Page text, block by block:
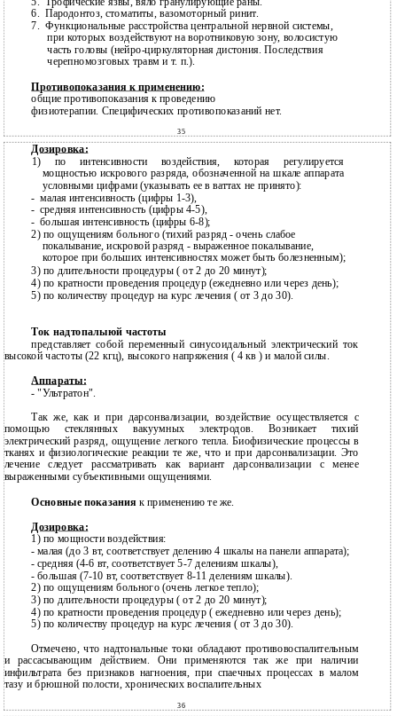
6. Пародонтоз, стоматиты, вазомоторный ринит.
7.
Функциональные расстройства центральной нервной системы,
при которых воздействуют на воротниковую зону, волосистую
часть головы (нейро-циркуляторная дистония. Последствия
черепномозговых травм и т. п.).
Противопоказания к применению:
общие противопоказания к проведению
физиотерапии. Специфических противопоказаний нет.
35
Дозировка:
1) по интенсивности воздействия, которая регулируется
мощностью искрового разряда, обозначенной на шкале аппарата
условными цифрами (указывать ее в ваттах не принято):
- малая интенсивность (цифры 1-3),
- средняя интенсивность (цифры4-5),
- большая интенсивность (цифры 6-8);
2) по ощущениям больного (тихий разряд - очень слабое
покалывание, искровой разряд - выраженное покалывание,
которое при больших интенсивностях может быть болезненным);
3) по длительности процедуры ( от 2 до 20 минут);
4) по кратности проведения процедур (ежедневно или через день);
5) по количеству процедур на курс лечения ( от 3 до 30).
Ток надтопалыюй частоты
представляет собой переменный синусоидальный электрический ток
высокой частоты (22 кгц), высокого напряжения ( 4 кв ) и малой силы.
Аппараты:
- "Ультратон".
Так же, как и при дарсонвализации, воздействие осуществляется с
помощью стеклянных вакуумных электродов. Возникает тихий
электрический разряд, ощущение легкого тепла. Биофизические процессы в
тканях и физиологические реакции те же, что и при дарсонвализации. Это
лечение следует рассматривать как вариант дарсонвализации с менее
выраженными субъективными ощущениями.
Основные показания к применению те же.
Дозировка:
1) по мощности воздействия:
- малая (до 3 вт, соответствует делению 4 шкалы на панели аппарата);
- средняя (4-6 вт, соответствует 5-7 делениям шкалы),
- большая (7-10 вт, соответствует 8-11 делениям шкалы).
2) по ощущениям больного (очень легкое тепло);
3) по длительности процедуры ( от 2 до 20 минут);
4) по кратности проведения процедур ( ежедневно или через день);
5) по количеству процедур на курс лечения ( от 3 до 30).
Отмечено, что надтональные токи обладают противовоспалительным
и рассасывающим действием. Они применяются так же при наличии
инфильтрата без признаков нагноения, при спаечных процессах в малом
тазу и брюшной полости, хронических воспалительных
36